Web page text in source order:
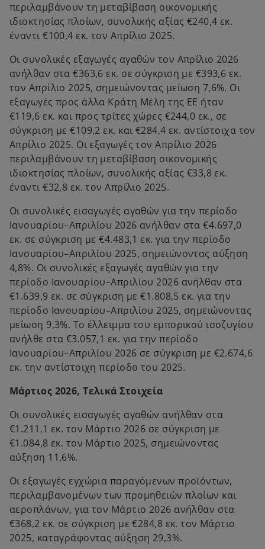
περιλαμβάνουν τη μεταβίβαση οικονομικής
ιδιοκτησίας πλοίων, συνολικής αξίας €240,4 εκ.
έναντι €100,4 εκ. τον Απρίλιο 2025.
Οι συνολικές εξαγωγές αγαθών τον Απρίλιο 2026
ανήλθαν στα €363,6 εκ. σε σύγκριση με €393,6 εκ.
τον Απρίλιο 2025, σημειώνοντας μείωση 7,6%. Οι
εξαγωγές προς άλλα Κράτη Μέλη της ΕΕ ήταν
€119,6 εκ. και προς τρίτες χώρες €244,0 εκ., σε
σύγκριση με €109,2 εκ. και €284,4 εκ. αντίστοιχα τον
Απρίλιο 2025. Οι εξαγωγές τον Απρίλιο 2026
περιλαμβάνουν τη μεταβίβαση οικονομικής
ιδιοκτησίας πλοίων, συνολικής αξίας €33,8 εκ.
έναντι €32,8 εκ. τον Απρίλιο 2025.
Οι συνολικές εισαγωγές αγαθών για την περίοδο
Ιανουαρίου–Απριλίου 2026 ανήλθαν στα €4.697,0
εκ. σε σύγκριση με €4.483,1 εκ. για την περίοδο
Ιανουαρίου–Απριλίου 2025, σημειώνοντας αύξηση
4,8%. Οι συνολικές εξαγωγές αγαθών για την
περίοδο Ιανουαρίου–Απριλίου 2026 ανήλθαν στα
€1.639,9 εκ. σε σύγκριση με €1.808,5 εκ. για την
περίοδο Ιανουαρίου–Απριλίου 2025, σημειώνοντας
μείωση 9,3%. Το έλλειμμα του εμπορικού ισοζυγίου
ανήλθε στα €3.057,1 εκ. για την περίοδο
Ιανουαρίου–Απριλίου 2026 σε σύγκριση με €2.674,6
εκ. την αντίστοιχη περίοδο του 2025.
Μάρτιος 2026, Τελικά Στοιχεία
Οι συνολικές εισαγωγές αγαθών ανήλθαν στα
€1.211,1 εκ. τον Μάρτιο 2026 σε σύγκριση με
€1.084,8 εκ. τον Μάρτιο 2025, σημειώνοντας
αύξηση 11,6%.
Οι εξαγωγές εγχώρια παραγόμενων προϊόντων,
περιλαμβανομένων των προμηθειών πλοίων και
αεροπλάνων, για τον Μάρτιο 2026 ανήλθαν στα
€368,2 εκ. σε σύγκριση με €284,8 εκ. τον Μάρτιο
2025, καταγράφοντας αύξηση 29,3%.